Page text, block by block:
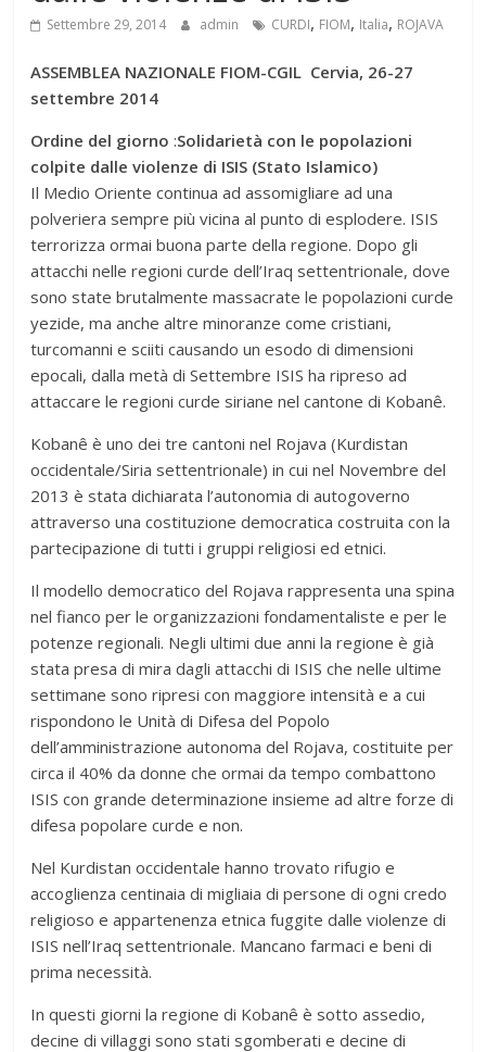
Settembre 29, 2014 admin CURDI, FIOM, Italia, ROJAVA
ASSEMBLEA NAZIONALE FIOM-CGIL Cervia, 26-27
settembre 2014
Ordine del giorno :Solidarietà con le popolazioni
colpite dalle violenze di ISIS (Stato Islamico)
Il Medio Oriente continua ad assomigliare ad una
polveriera sempre più vicina al punto di esplodere. ISIS
terrorizza ormai buona parte della regione. Dopo gli
attacchi nelle regioni curde dell’Iraq settentrionale, dove
sono state brutalmente massacrate le popolazioni curde
yezide, ma anche altre minoranze come cristiani,
turcomanni e sciiti causando un esodo di dimensioni
epocali, dalla metà di Settembre ISIS ha ripreso ad
attaccare le regioni curde siriane nel cantone di Kobanê.
Kobanê è uno dei tre cantoni nel Rojava (Kurdistan
occidentale/Siria settentrionale) in cui nel Novembre del
2013 è stata dichiarata l’autonomia di autogoverno
attraverso una costituzione democratica costruita con la
partecipazione di tutti i gruppi religiosi ed etnici.
Il modello democratico del Rojava rappresenta una spina
nel fianco per le organizzazioni fondamentaliste e per le
potenze regionali. Negli ultimi due anni la regione è già
stata presa di mira dagli attacchi di ISIS che nelle ultime
settimane sono ripresi con maggiore intensità e a cui
rispondono le Unità di Difesa del Popolo
dell’amministrazione autonoma del Rojava, costituite per
circa il 40% da donne che ormai da tempo combattono
ISIS con grande determinazione insieme ad altre forze di
difesa popolare curde e non.
Nel Kurdistan occidentale hanno trovato rifugio e
accoglienza centinaia di migliaia di persone di ogni credo
religioso e appartenenza etnica fuggite dalle violenze di
ISIS nell’Iraq settentrionale. Mancano farmaci e beni di
prima necessità.
In questi giorni la regione di Kobanê è sotto assedio,
decine di villaggi sono stati sgomberati e decine di